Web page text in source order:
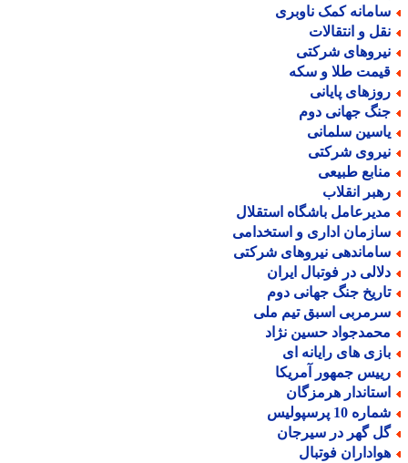
کمک ناوبری
و انتقالات
شرکتی
طلا و سکه
پایانی
جهانی دوم
سلمانی
شرکتی
طبیعی
انقلاب
باشگاه استقلال
اداری و استخدامی
نیروهای شرکتی
در فوتبال ایران
جنگ جهانی دوم
اسبق تیم ملی
حسین نژاد
های رایانه ای
جمهور آمریکا
هرمزگان
10 پرسپولیس
گهر در سیرجان
فوتبال